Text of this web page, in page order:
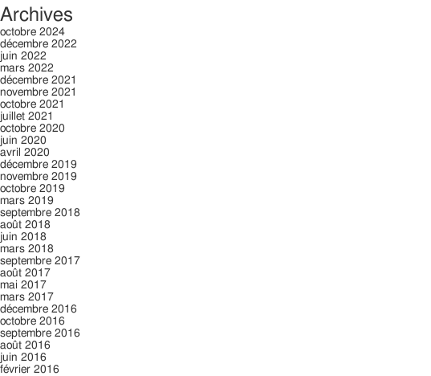
Archives
octobre 2024
décembre 2022
juin 2022
mars 2022
décembre 2021
novembre 2021
octobre 2021
juillet 2021
octobre 2020
juin 2020
avril 2020
décembre 2019
novembre 2019
octobre 2019
mars 2019
septembre 2018
août 2018
juin 2018
mars 2018
septembre 2017
août 2017
mai 2017
mars 2017
décembre 2016
octobre 2016
septembre 2016
août 2016
juin 2016
février 2016